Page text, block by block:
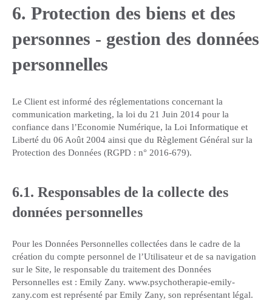
6. Protection des biens et des
personnes - gestion des données
personnelles
Le Client est informé des réglementations concernant la
communication marketing, la loi du 21 Juin 2014 pour la
confiance dans l’Economie Numérique, la Loi Informatique et
Liberté du 06 Août 2004 ainsi que du Règlement Général sur la
Protection des Données (RGPD : n° 2016-679).
6.1. Responsables de la collecte des
données personnelles
Pour les Données Personnelles collectées dans le cadre de la
création du compte personnel de l’Utilisateur et de sa navigation
sur le Site, le responsable du traitement des Données
Personnelles est : Emily Zany. www.psychotherapie-emily-
zany.com est représenté par Emily Zany, son représentant légal.